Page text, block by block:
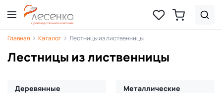
Главная Каталог Лестницы из лиственницы
Лестницы из лиственницы
Деревянные
Металлические